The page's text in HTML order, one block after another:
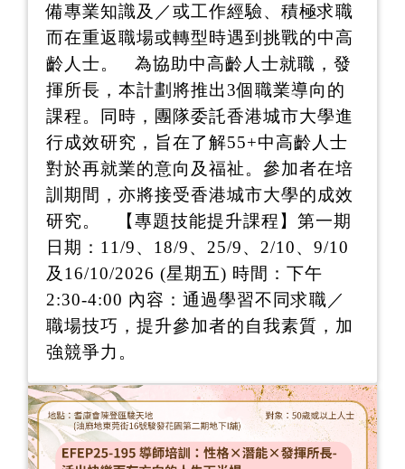
備專業知識及／或工作經驗、積極求職
而在重返職場或轉型時遇到挑戰的中高
齡人士。 為協助中高齡人士就職，發
揮所長，本計劃將推出3個職業導向的
課程。同時，團隊委託香港城市大學進
行成效研究，旨在了解55+中高齡人士
對於再就業的意向及福祉。參加者在培
訓期間，亦將接受香港城市大學的成效
研究。 【專題技能提升課程】第一期
日期：11/9、18/9、25/9、2/10、9/10
及16/10/2026 (星期五) 時間：下午
2:30-4:00 內容：通過學習不同求職／
職場技巧，提升參加者的自我素質，加
強競爭力。